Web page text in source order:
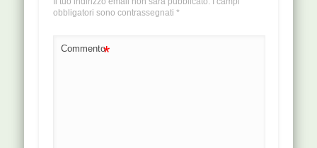
obbligatori sono contrassegnati *
Commento*